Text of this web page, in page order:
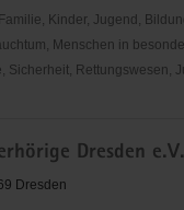
Kinder, Jugend,
Menschen in
Sicherheit, Rettungswesen,
Dresden e.V.
Dresden